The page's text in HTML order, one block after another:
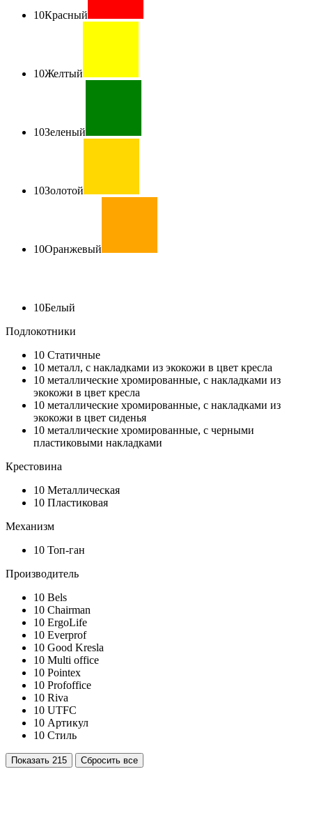
10Красный
10Желтый
10Зеленый
10Золотой
10Оранжевый
10Белый
Подлокотники
10 Статичные
10 металл, с накладками из экокожи в цвет кресла
10 металлические хромированные, с накладками из
экокожи в цвет кресла
10 металлические хромированные, с накладками из
экокожи в цвет сиденья
10 металлические хромированные, с черными
пластиковыми накладками
Крестовина
10 Металлическая
10 Пластиковая
Механизм
10 Топ-ган
Производитель
10 Bels
10 Chairman
10 ErgoLife
10 Everprof
10 Good Kresla
10 Multi office
10 Pointex
10 Profoffice
10 Riva
10 UTFC
10 Артикул
10 Стиль
Показать 215 Сбросить все